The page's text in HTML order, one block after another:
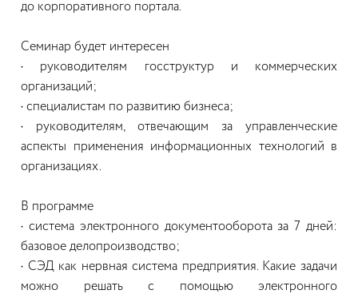
до корпоративного портала.
Семинар будет интересен
• руководителям госструктур и коммерческих
организаций;
• специалистам по развитию бизнеса;
• руководителям, отвечающим за управленческие
аспекты применения информационных технологий в
организациях.
В программе
• система электронного документооборота за 7 дней:
базовое делопроизводство;
• СЭД как нервная система предприятия. Какие задачи
можно решать с помощью электронного